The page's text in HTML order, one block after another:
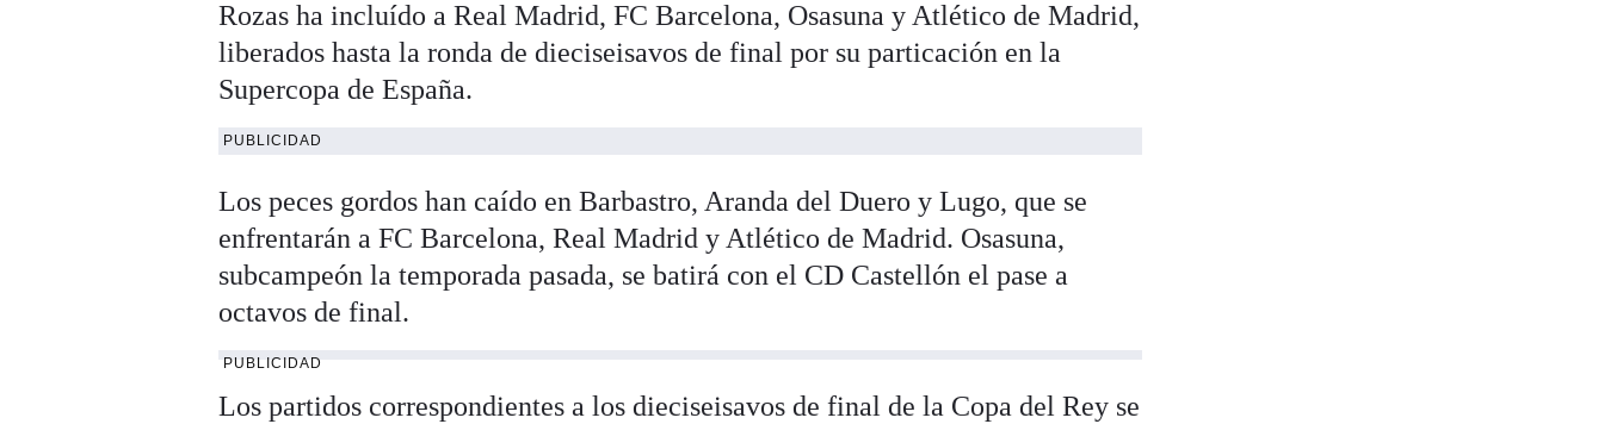
Rozas ha incluído a Real Madrid, FC Barcelona, Osasuna y Atlético de Madrid,
liberados hasta la ronda de dieciseisavos de final por su particación en la
Supercopa de España.
PUBLICIDAD
Los peces gordos han caído en Barbastro, Aranda del Duero y Lugo, que se
enfrentarán a FC Barcelona, Real Madrid y Atlético de Madrid. Osasuna,
subcampeón la temporada pasada, se batirá con el CD Castellón el pase a
octavos de final.
PUBLICIDAD
Los partidos correspondientes a los dieciseisavos de final de la Copa del Rey se